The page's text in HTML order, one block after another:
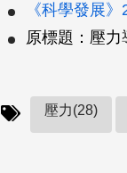
《科學發展
原標題：壓力
壓力(28)